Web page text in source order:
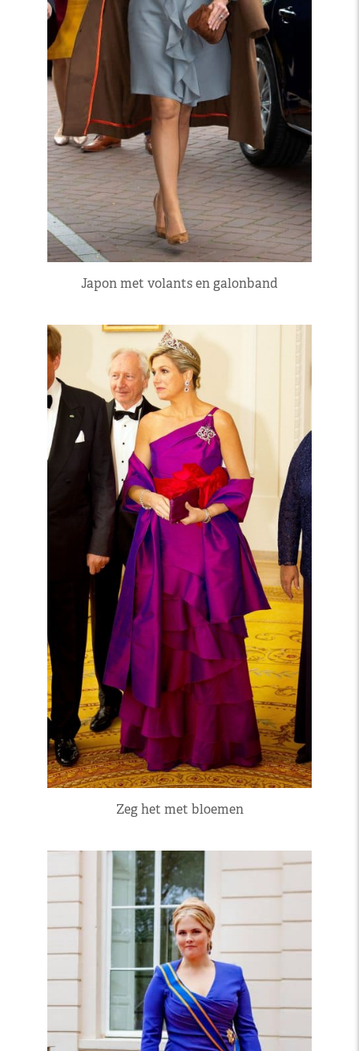
Japon met volants en galonband
Zeg het met bloemen